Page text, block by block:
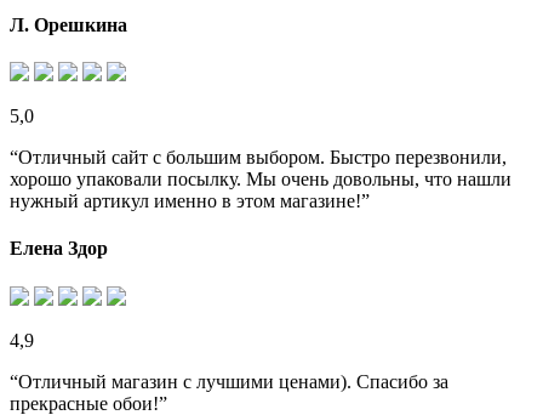
Л. Орешкина
5,0
“Отличный сайт с большим выбором. Быстро перезвонили,
хорошо упаковали посылку. Мы очень довольны, что нашли
нужный артикул именно в этом магазине!”
Елена Здор
4,9
“Отличный магазин с лучшими ценами). Спасибо за
прекрасные обои!”